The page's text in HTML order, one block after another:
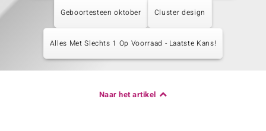
Geboortesteen oktober Cluster design
Alles Met Slechts 1 Op Voorraad - Laatste Kans!
Naar het artikel